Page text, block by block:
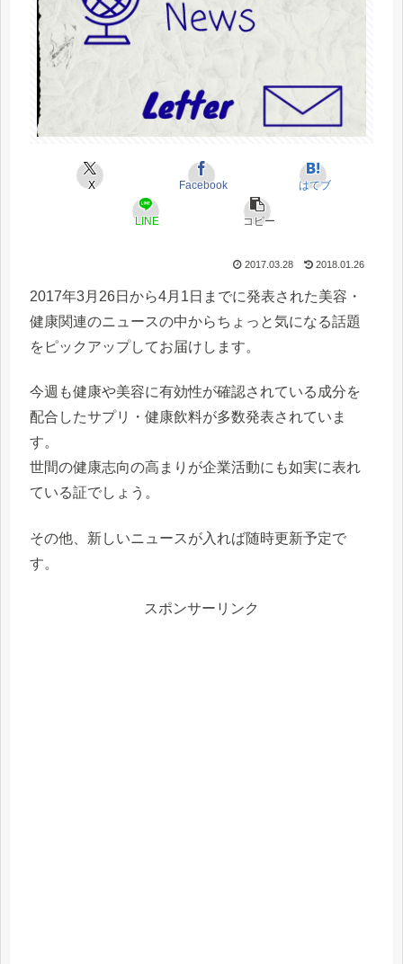
X Facebook はてブ
LINE コピー
2017.03.28 2018.01.26
2017年3月26日から4月1日までに発表された美容・
健康関連のニュースの中からちょっと気になる話題
をピックアップしてお届けします。
今週も健康や美容に有効性が確認されている成分を
配合したサプリ・健康飲料が多数発表されていま
す。
世間の健康志向の高まりが企業活動にも如実に表れ
ている証でしょう。
その他、新しいニュースが入れば随時更新予定で
す。
スポンサーリンク